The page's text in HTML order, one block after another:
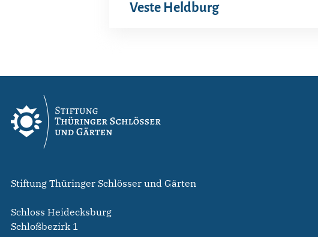
Veste Heldburg
Stiftung Thüringer Schlösser und Gärten
Schloss Heidecksburg
Schloßbezirk 1